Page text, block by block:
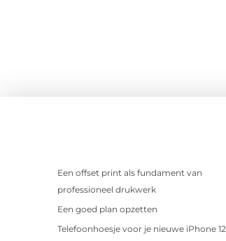
Een offset print als fundament van
professioneel drukwerk
Een goed plan opzetten
Telefoonhoesje voor je nieuwe iPhone 12